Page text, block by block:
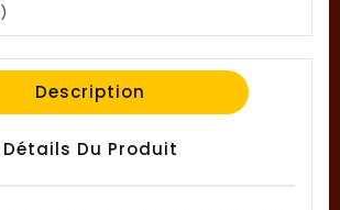
Description
Détails Du Produit